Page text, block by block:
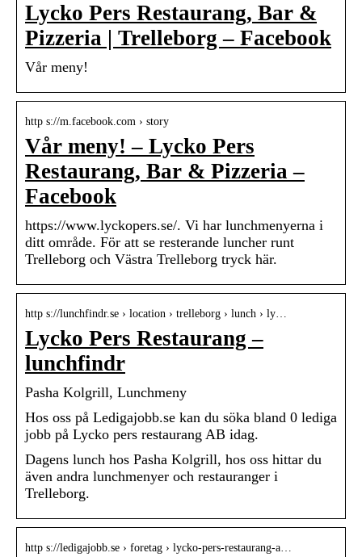
Lycko Pers Restaurang, Bar &
Pizzeria | Trelleborg – Facebook
Vår meny!
http s://m.facebook.com › story
Vår meny! – Lycko Pers
Restaurang, Bar & Pizzeria –
Facebook
https://www.lyckopers.se/. Vi har lunchmenyerna i
ditt område. För att se resterande luncher runt
Trelleborg och Västra Trelleborg tryck här.
http s://lunchfindr.se › location › trelleborg › lunch › ly…
Lycko Pers Restaurang –
lunchfindr
Pasha Kolgrill, Lunchmeny
Hos oss på Ledigajobb.se kan du söka bland 0 lediga
jobb på Lycko pers restaurang AB idag.
Dagens lunch hos Pasha Kolgrill, hos oss hittar du
även andra lunchmenyer och restauranger i
Trelleborg.
http s://ledigajobb.se › foretag › lycko-pers-restaurang-a…